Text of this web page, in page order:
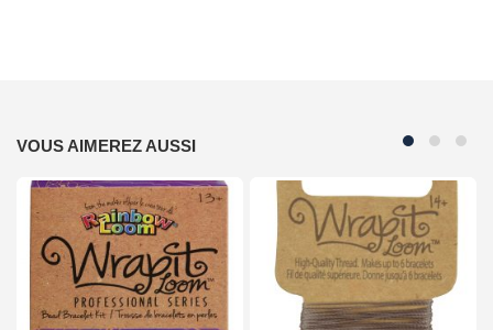
VOUS AIMEREZ AUSSI